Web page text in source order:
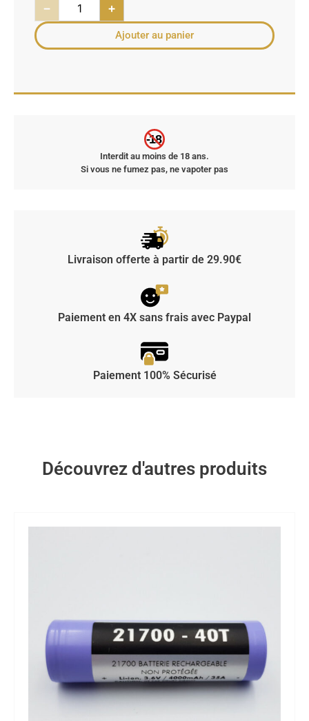
− +
Ajouter au panier
-18
Interdit au moins de 18 ans.
Si vous ne fumez pas, ne vapoter pas
Livraison offerte à partir de 29.90€
Paiement en 4X sans frais avec Paypal
Paiement 100% Sécurisé
Découvrez d'autres produits